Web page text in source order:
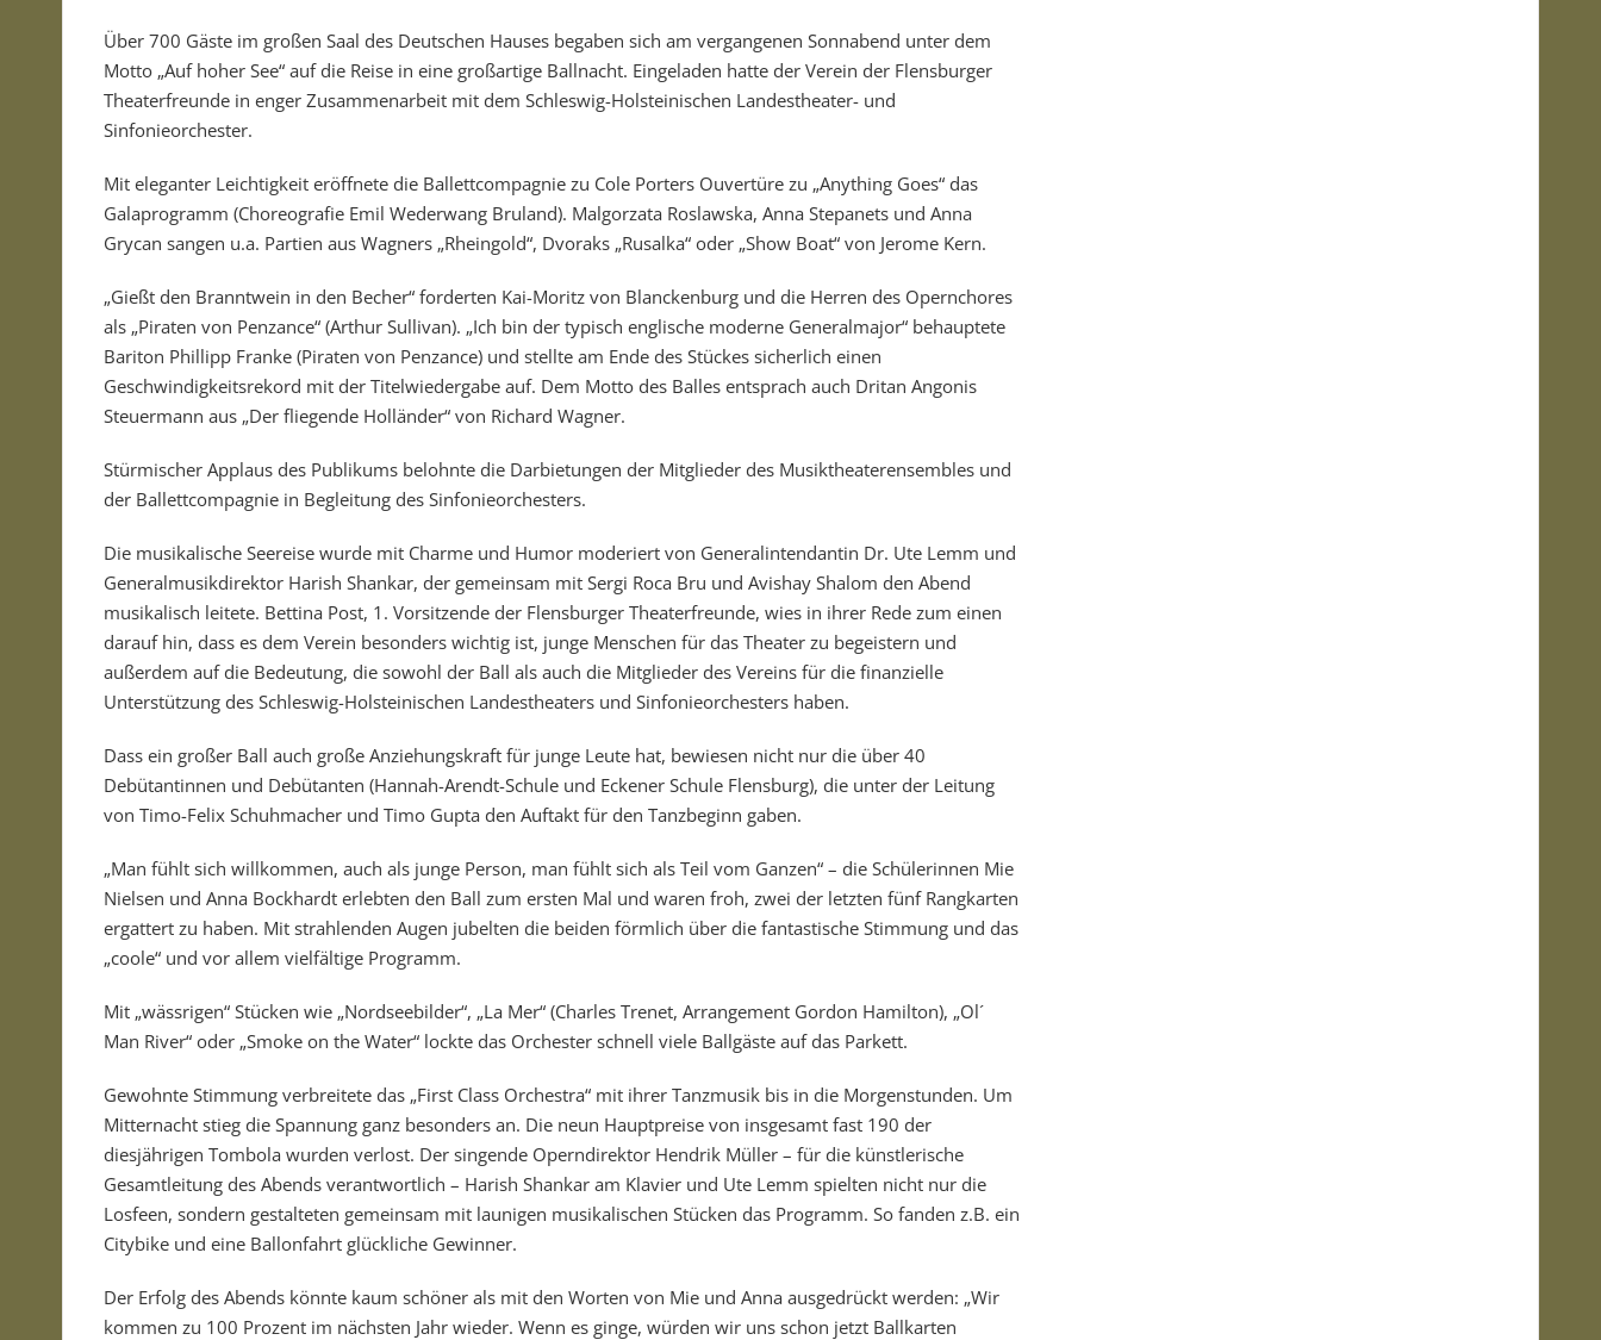
Über 700 Gäste im großen Saal des Deutschen Hauses begaben sich am vergangenen Sonnabend unter dem
Motto „Auf hoher See“ auf die Reise in eine großartige Ballnacht. Eingeladen hatte der Verein der Flensburger
Theaterfreunde in enger Zusammenarbeit mit dem Schleswig-Holsteinischen Landestheater- und
Sinfonieorchester.
Mit eleganter Leichtigkeit eröffnete die Ballettcompagnie zu Cole Porters Ouvertüre zu „Anything Goes“ das
Galaprogramm (Choreografie Emil Wederwang Bruland). Malgorzata Roslawska, Anna Stepanets und Anna
Grycan sangen u.a. Partien aus Wagners „Rheingold“, Dvoraks „Rusalka“ oder „Show Boat“ von Jerome Kern.
„Gießt den Branntwein in den Becher“ forderten Kai-Moritz von Blanckenburg und die Herren des Opernchores
als „Piraten von Penzance“ (Arthur Sullivan). „Ich bin der typisch englische moderne Generalmajor“ behauptete
Bariton Phillipp Franke (Piraten von Penzance) und stellte am Ende des Stückes sicherlich einen
Geschwindigkeitsrekord mit der Titelwiedergabe auf. Dem Motto des Balles entsprach auch Dritan Angonis
Steuermann aus „Der fliegende Holländer“ von Richard Wagner.
Stürmischer Applaus des Publikums belohnte die Darbietungen der Mitglieder des Musiktheaterensembles und
der Ballettcompagnie in Begleitung des Sinfonieorchesters.
Die musikalische Seereise wurde mit Charme und Humor moderiert von Generalintendantin Dr. Ute Lemm und
Generalmusikdirektor Harish Shankar, der gemeinsam mit Sergi Roca Bru und Avishay Shalom den Abend
musikalisch leitete. Bettina Post, 1. Vorsitzende der Flensburger Theaterfreunde, wies in ihrer Rede zum einen
darauf hin, dass es dem Verein besonders wichtig ist, junge Menschen für das Theater zu begeistern und
außerdem auf die Bedeutung, die sowohl der Ball als auch die Mitglieder des Vereins für die finanzielle
Unterstützung des Schleswig-Holsteinischen Landestheaters und Sinfonieorchesters haben.
Dass ein großer Ball auch große Anziehungskraft für junge Leute hat, bewiesen nicht nur die über 40
Debütantinnen und Debütanten (Hannah-Arendt-Schule und Eckener Schule Flensburg), die unter der Leitung
von Timo-Felix Schuhmacher und Timo Gupta den Auftakt für den Tanzbeginn gaben.
„Man fühlt sich willkommen, auch als junge Person, man fühlt sich als Teil vom Ganzen“ – die Schülerinnen Mie
Nielsen und Anna Bockhardt erlebten den Ball zum ersten Mal und waren froh, zwei der letzten fünf Rangkarten
ergattert zu haben. Mit strahlenden Augen jubelten die beiden förmlich über die fantastische Stimmung und das
„coole“ und vor allem vielfältige Programm.
Mit „wässrigen“ Stücken wie „Nordseebilder“, „La Mer“ (Charles Trenet, Arrangement Gordon Hamilton), „Ol´
Man River“ oder „Smoke on the Water“ lockte das Orchester schnell viele Ballgäste auf das Parkett.
Gewohnte Stimmung verbreitete das „First Class Orchestra“ mit ihrer Tanzmusik bis in die Morgenstunden. Um
Mitternacht stieg die Spannung ganz besonders an. Die neun Hauptpreise von insgesamt fast 190 der
diesjährigen Tombola wurden verlost. Der singende Operndirektor Hendrik Müller – für die künstlerische
Gesamtleitung des Abends verantwortlich – Harish Shankar am Klavier und Ute Lemm spielten nicht nur die
Losfeen, sondern gestalteten gemeinsam mit launigen musikalischen Stücken das Programm. So fanden z.B. ein
Citybike und eine Ballonfahrt glückliche Gewinner.
Der Erfolg des Abends könnte kaum schöner als mit den Worten von Mie und Anna ausgedrückt werden: „Wir
kommen zu 100 Prozent im nächsten Jahr wieder. Wenn es ginge, würden wir uns schon jetzt Ballkarten